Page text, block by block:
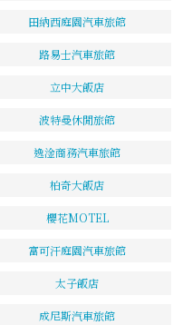
田納西庭園汽車旅館
路易士汽車旅館
立中大飯店
波特曼休閒旅館
逸淦商務汽車旅館
柏奇大飯店
櫻花MOTEL
富可汗庭園汽車旅館
太子飯店
成尼斯汽車旅館